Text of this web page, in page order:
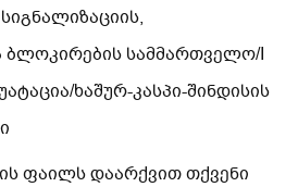
ბლოკირების სამმართველო/I
ხაშურ-კასპი-შინდისის
ფაილს დაარქვით თქვენი